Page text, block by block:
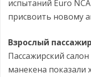
испытаний Euro
присвоить новому
Взрослый пассажир
Пассажирский
манекена показали